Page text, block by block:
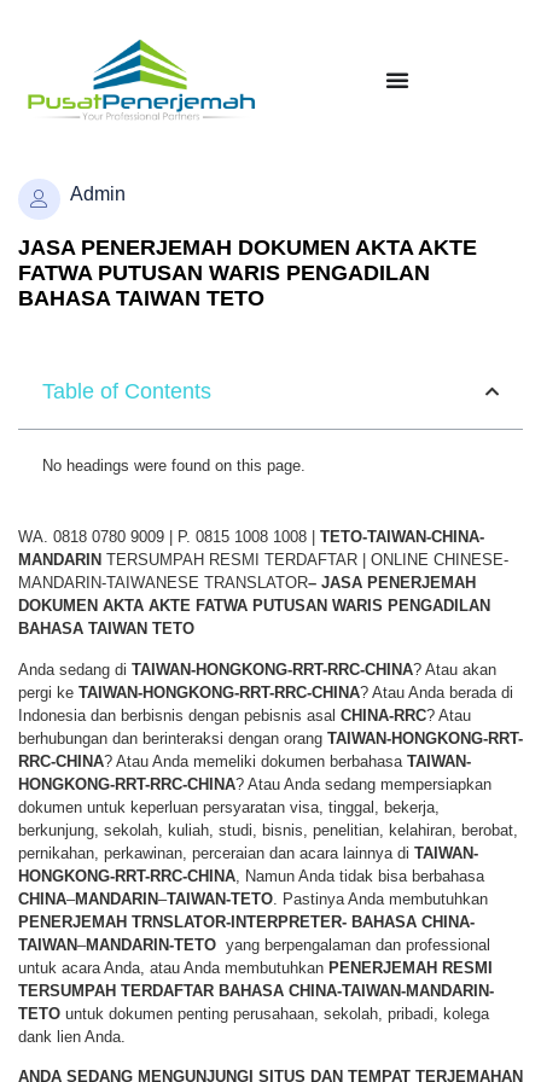
Admin
JASA PENERJEMAH DOKUMEN AKTA AKTE
FATWA PUTUSAN WARIS PENGADILAN
BAHASA TAIWAN TETO
Table of Contents
No headings were found on this page.
WA. 0818 0780 9009 | P. 0815 1008 1008 | TETO-TAIWAN-CHINA-
MANDARIN TERSUMPAH RESMI TERDAFTAR | ONLINE CHINESE-
MANDARIN-TAIWANESE TRANSLATOR– JASA PENERJEMAH
DOKUMEN AKTA AKTE FATWA PUTUSAN WARIS PENGADILAN
BAHASA TAIWAN TETO
Anda sedang di TAIWAN-HONGKONG-RRT-RRC-CHINA? Atau akan
pergi ke TAIWAN-HONGKONG-RRT-RRC-CHINA? Atau Anda berada di
Indonesia dan berbisnis dengan pebisnis asal CHINA-RRC? Atau
berhubungan dan berinteraksi dengan orang TAIWAN-HONGKONG-RRT-
RRC-CHINA? Atau Anda memeliki dokumen berbahasa TAIWAN-
HONGKONG-RRT-RRC-CHINA? Atau Anda sedang mempersiapkan
dokumen untuk keperluan persyaratan visa, tinggal, bekerja,
berkunjung, sekolah, kuliah, studi, bisnis, penelitian, kelahiran, berobat,
pernikahan, perkawinan, perceraian dan acara lainnya di TAIWAN-
HONGKONG-RRT-RRC-CHINA , Namun Anda tidak bisa berbahasa
CHINA–MANDARIN–TAIWAN-TETO . Pastinya Anda membutuhkan
PENERJEMAH TRNSLATOR-INTERPRETER- BAHASA CHINA-
TAIWAN–MANDARIN-TETO yang berpengalaman dan professional
untuk acara Anda, atau Anda membutuhkan PENERJEMAH RESMI
TERSUMPAH TERDAFTAR BAHASA CHINA-TAIWAN-MANDARIN-
TETO untuk dokumen penting perusahaan, sekolah, pribadi, kolega
dank lien Anda.
ANDA SEDANG MENGUNJUNGI SITUS DAN TEMPAT TERJEMAHAN